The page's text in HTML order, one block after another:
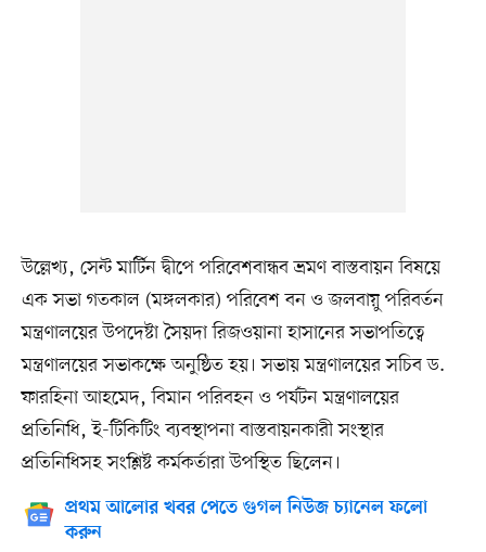
উল্লেখ্য, সেন্ট মার্টিন দ্বীপে পরিবেশবান্ধব ভ্রমণ বাস্তবায়ন বিষয়ে
এক সভা গতকাল (মঙ্গলকার) পরিবেশ বন ও জলবায়ু পরিবর্তন
মন্ত্রণালয়ের উপদেষ্টা সৈয়দা রিজওয়ানা হাসানের সভাপতিত্বে
মন্ত্রণালয়ের সভাকক্ষে অনুষ্ঠিত হয়। সভায় মন্ত্রণালয়ের সচিব ড.
ফারহিনা আহমেদ, বিমান পরিবহন ও পর্যটন মন্ত্রণালয়ের
প্রতিনিধি, ই-টিকিটিং ব্যবস্থাপনা বাস্তবায়নকারী সংস্থার
প্রতিনিধিসহ সংশ্লিষ্ট কর্মকর্তারা উপস্থিত ছিলেন।
প্রথম আলোর খবর পেতে গুগল নিউজ চ্যানেল ফলো
করুন